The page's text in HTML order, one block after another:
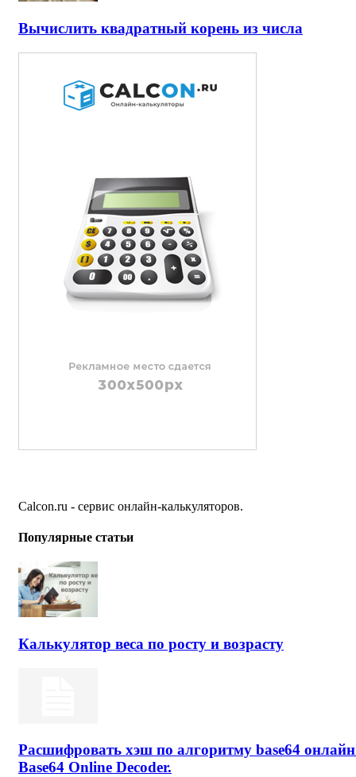
Вычислить квадратный корень из числа
Calcon.ru - сервис онлайн-калькуляторов.
Популярные статьи
Калькулятор веса по росту и возрасту
Расшифровать хэш по алгоритму base64
Base64 Online Decoder.